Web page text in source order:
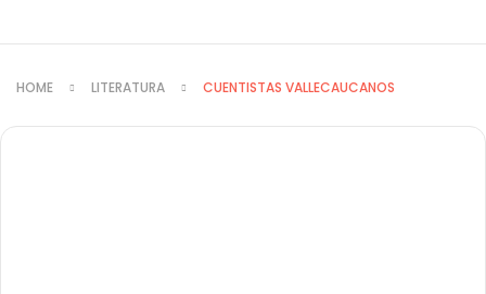
HOME LITERATURA CUENTISTAS VALLECAUCANOS